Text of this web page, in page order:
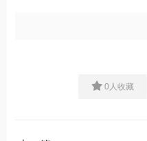
0 人收藏